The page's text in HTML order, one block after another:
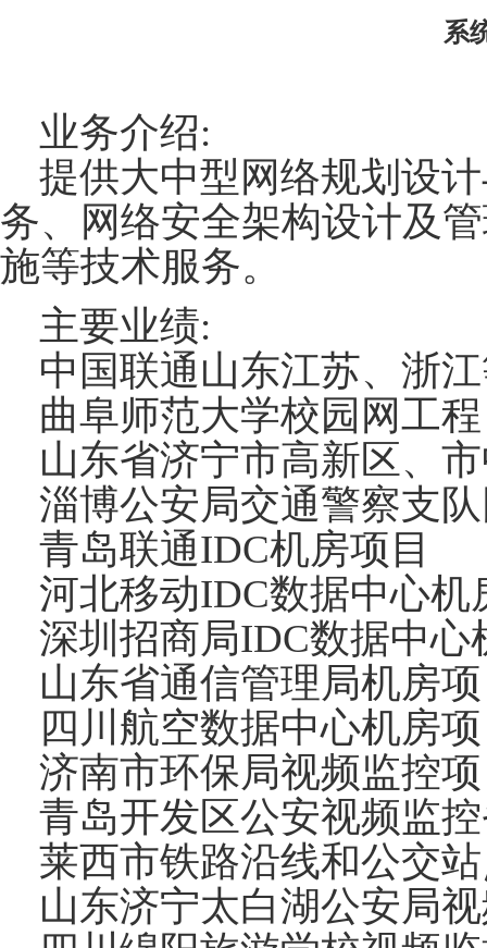
系
业务介绍:
提供大中型网络规划设
务、网络安全架构设计及
施等技术服务。
主要业绩:
中国联通山东江苏、浙
曲阜师范大学校园网工程
山东省济宁市高新区、
淄博公安局交通警察支
青岛联通IDC机房项目
河北移动IDC数据中心机
深圳招商局IDC数据中心
山东省通信管理局机房
四川航空数据中心机房
济南市环保局视频监控
青岛开发区公安视频监
莱西市铁路沿线和公交
山东济宁太白湖公安局